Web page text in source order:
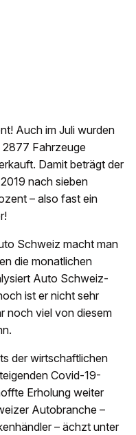
Auch im Juli wurden
Fahrzeuge
Damit beträgt der
nach sieben
– also fast ein
Schweiz macht man
die monatlichen
Auto Schweiz-
ist er nicht sehr
noch viel von diesem
der wirtschaftlichen
Covid-19-
Erholung weiter
Autobranche –
– ächzt unter